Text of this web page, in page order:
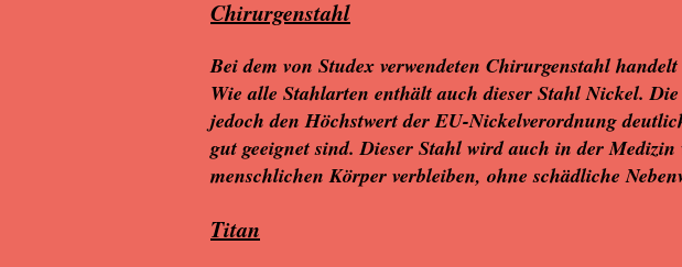
Chirurgenstahl
Bei dem von Studex verwendeten Chirurgenstahl
Wie alle Stahlarten enthält auch dieser Stahl Nickel.
jedoch den Höchstwert der EU-Nickelverordnung
gut geeignet sind. Dieser Stahl wird auch in der
menschlichen Körper verbleiben, ohne schädliche
Titan